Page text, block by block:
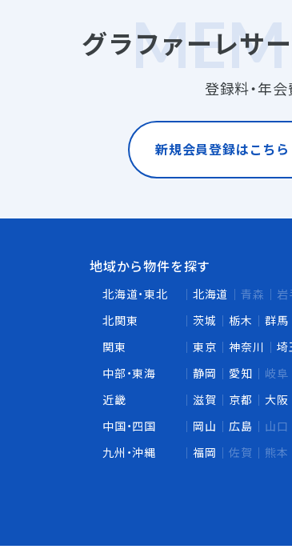
グラファーレサ
登録料・年
新規会員登録はこちら
地域から物件を探す
北海道・東北 北海道 青森 岩
北関東
茨城 栃木
群馬
関東
東京 神奈川 埼
中部・東海
静岡 愛知 岐阜
近畿
滋賀 京都 大阪
中国・四国
岡山 広島 山口
九州・沖縄
福岡 佐賀 熊本